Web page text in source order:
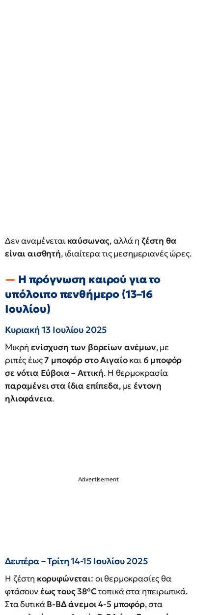
Δεν αναμένεται καύσωνας, αλλά η ζέστη θα
είναι αισθητή, ιδιαίτερα τις μεσημεριανές ώρες.
Η πρόγνωση καιρού για το
υπόλοιπο πενθήμερο (13–16
Ιουλίου)
Κυριακή 13 Ιουλίου 2025
Μικρήενίσχυση των βορείων ανέμων, με
ριπές έως7 μποφόρ στο Αιγαίοκαι 6 μποφόρ
σε νότια Εύβοια – Αττική. Η θερμοκρασία
παραμένει στα ίδια επίπεδα, μεέντονη
ηλιοφάνεια.
Δευτέρα – Τρίτη 14-15 Ιουλίου 2025
Η ζέστη κορυφώνεται: οι θερμοκρασίες θα
φτάσουνέως τους 38°Cτοπικά στα ηπειρωτικά.
Στα δυτικάΒ-ΒΔ άνεμοι 4-5 μποφόρ, στα